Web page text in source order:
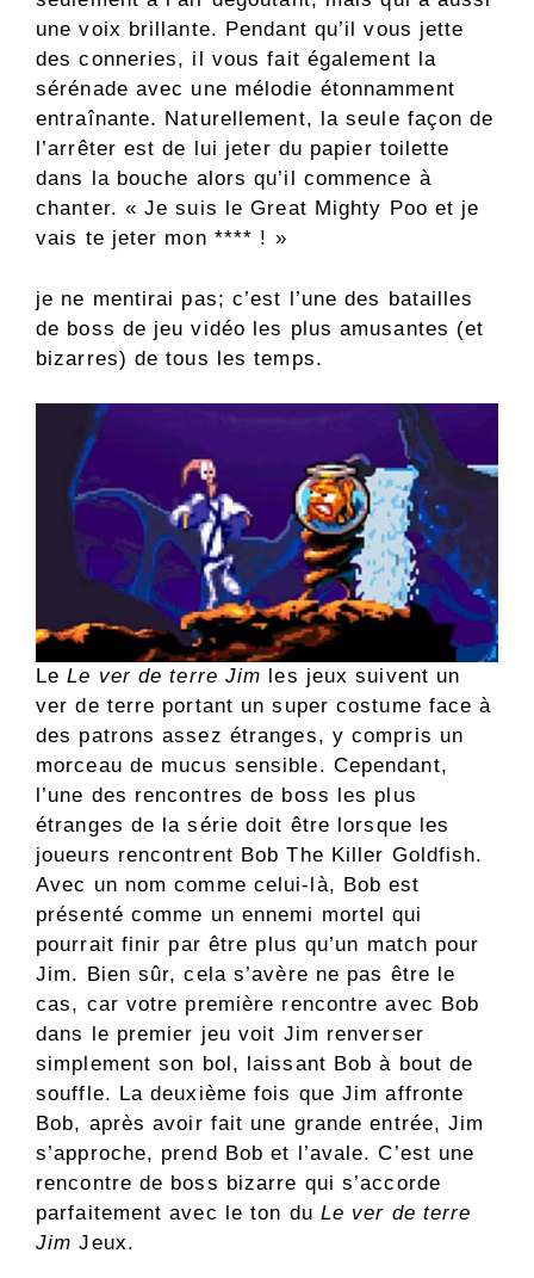
une voix brillante. Pendant qu’il vous jette
des conneries, il vous fait également la
sérénade avec une mélodie étonnamment
entraînante. Naturellement, la seule façon de
l’arrêter est de lui jeter du papier toilette
dans la bouche alors qu’il commence à
chanter. « Je suis le Great Mighty Poo et je
vais te jeter mon **** ! »
je ne mentirai pas; c’est l’une des batailles
de boss de jeu vidéo les plus amusantes (et
bizarres) de tous les temps.
LeLe ver de terre Jim les jeux suivent un
ver de terre portant un super costume face à
des patrons assez étranges, y compris un
morceau de mucus sensible. Cependant,
l’une des rencontres de boss les plus
étranges de la série doit être lorsque les
joueurs rencontrent Bob The Killer Goldfish.
Avec un nom comme celui-là, Bob est
présenté comme un ennemi mortel qui
pourrait finir par être plus qu’un match pour
Jim. Bien sûr, cela s’avère ne pas être le
cas, car votre première rencontre avec Bob
dans le premier jeu voit Jim renverser
simplement son bol, laissant Bob à bout de
souffle. La deuxième fois que Jim affronte
Bob, après avoir fait une grande entrée, Jim
s’approche, prend Bob et l’avale. C’est une
rencontre de boss bizarre qui s’accorde
parfaitement avec le ton du Le ver de terre
Jim Jeux.